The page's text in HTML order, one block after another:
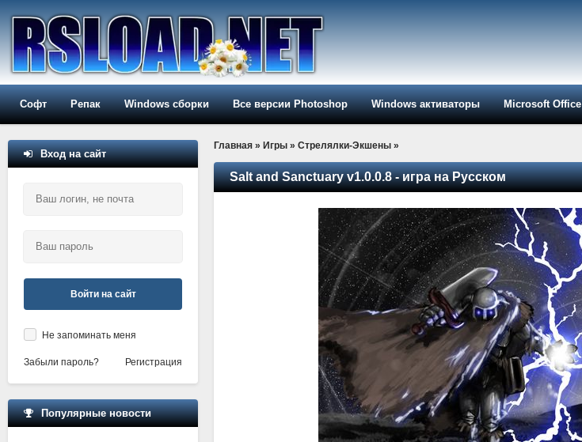
Софт Репак Windows сборки Все версии Photoshop Windows активаторы Microsoft Office
Главная » Игры » Стрелялки-Экшены »
Salt and Sanctuary v1.0.0.8 - игра на Русском
Вход на сайт
Войти на сайт
Не запоминать меня
Забыли пароль? Регистрация
Популярные новости